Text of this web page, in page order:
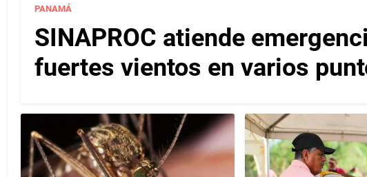
PANAMÁ
SINAPROC atiende
fuertes vientos en varios